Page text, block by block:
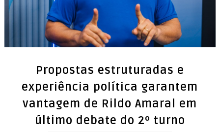
Propostas estruturadas e
experiência política garantem
vantagem de Rildo Amaral em
último debate do 2º turno